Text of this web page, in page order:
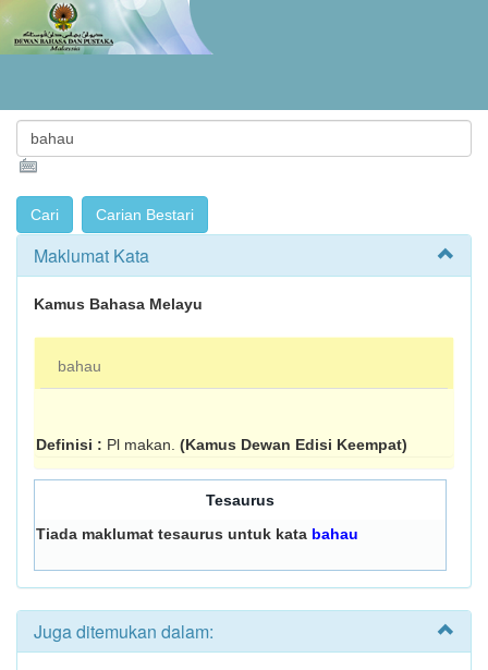
Maklumat Kata
Kamus Bahasa Melayu
bahau
Definisi : Pl makan. (Kamus Dewan Edisi Keempat)
Tesaurus
Tiada maklumat tesaurus untuk kata bahau
Juga ditemukan dalam: